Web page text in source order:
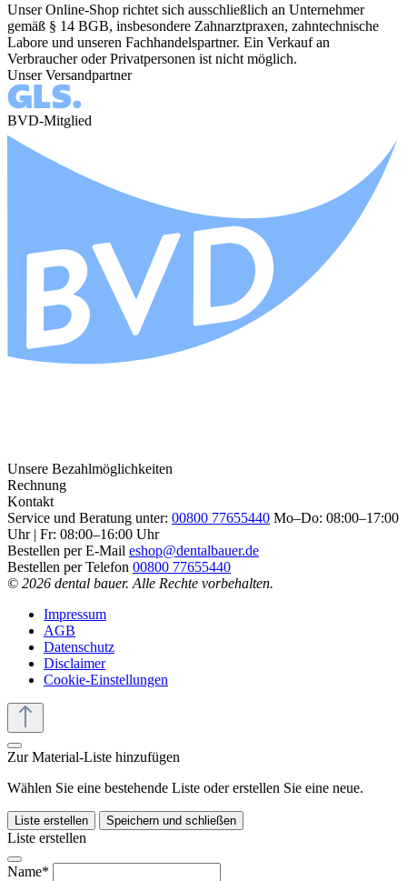
Unser Online-Shop richtet sich ausschließlich an Unternehmer
gemäß § 14 BGB, insbesondere Zahnarztpraxen, zahntechnische
Labore und unseren Fachhandelspartner. Ein Verkauf an
Verbraucher oder Privatpersonen ist nicht möglich.
Unser Versandpartner
BVD-Mitglied
Unsere Bezahlmöglichkeiten
Rechnung
Kontakt
Service und Beratung unter: 00800 77655440 Mo–Do: 08:00–17:00
Uhr | Fr: 08:00–16:00 Uhr
Bestellen per E-Mail eshop@dentalbauer.de
Bestellen per Telefon 00800 77655440
© 2026 dental bauer. Alle Rechte vorbehalten.
Impressum
AGB
Datenschutz
Disclaimer
Cookie-Einstellungen
Zur Material-Liste hinzufügen
Wählen Sie eine bestehende Liste oder erstellen Sie eine neue.
Liste erstellen Speichern und schließen
Liste erstellen
Name*